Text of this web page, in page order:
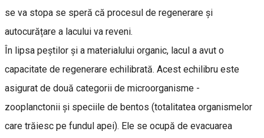
se va stopa se speră că procesul de regenerare și
autocurățare a lacului va reveni.
În lipsa peștilor și a materialului organic, lacul a avut o
capacitate de regenerare echilibrată. Acest echilibru este
asigurat de două categorii de microorganisme -
zooplanctonii și speciile de bentos (totalitatea organismelor
care trăiesc pe fundul apei). Ele se ocupă de evacuarea